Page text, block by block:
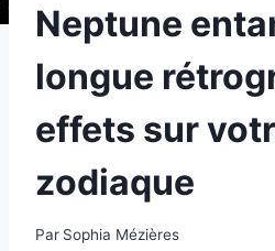
Neptune
longue
effets sur
zodiaque
Par Sophia Mézières